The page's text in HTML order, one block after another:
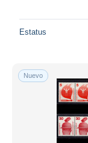
Estatus
Nuevo